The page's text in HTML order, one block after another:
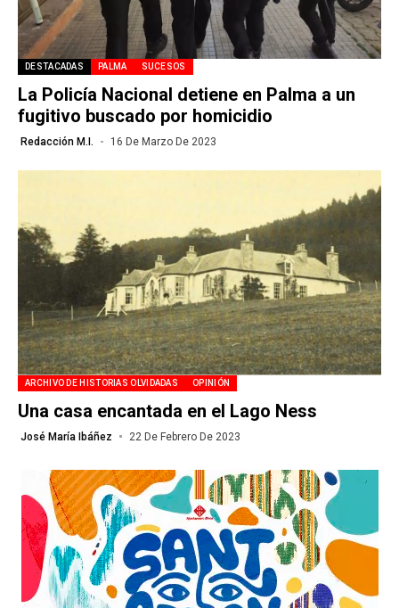
DESTACADAS PALMA SUCESOS
La Policía Nacional detiene en Palma a un
fugitivo buscado por homicidio
Redacción M.I. 16 De Marzo De 2023
ARCHIVO DE HISTORIAS OLVIDADAS OPINIÓN
Una casa encantada en el Lago Ness
José María Ibáñez 22 De Febrero De 2023